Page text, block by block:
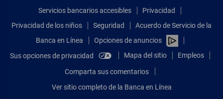
Servicios bancarios accesibles
Privacidad
Privacidad de los niños
Seguridad
Acuerdo de Servicio de la
Banca en Línea
Opciones de anuncios
Sus opciones de privacidad
Mapa del sitio Empleos
Comparta sus comentarios
Ver sitio completo de la Banca en Línea